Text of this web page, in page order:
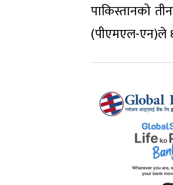
पाकिस्तानको
(पीएमएल-एन)ले